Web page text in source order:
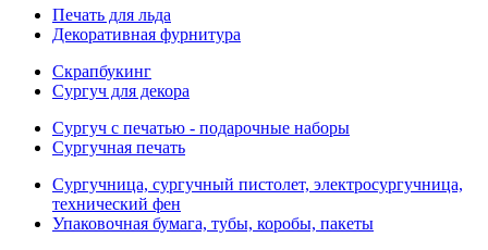
Печать для льда
Декоративная фурнитура
Скрапбукинг
Сургуч для декора
Сургуч с печатью - подарочные наборы
Сургучная печать
Сургучница, сургучный пистолет, электросургучница,
технический фен
Упаковочная бумага, тубы, коробы, пакеты